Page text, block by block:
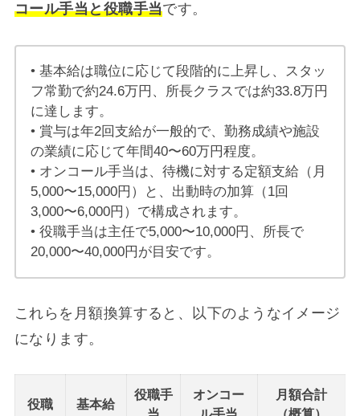
コール手当と役職手当です。
• 基本給は職位に応じて段階的に上昇し、スタッ
フ常勤で約24.6万円、所長クラスでは約33.8万円
に達します。
• 賞与は年2回支給が一般的で、勤務成績や施設
の業績に応じて年間40〜60万円程度。
• オンコール手当は、待機に対する定額支給（月
5,000〜15,000円）と、出動時の加算（1回
3,000〜6,000円）で構成されます。
• 役職手当は主任で5,000〜10,000円、所長で
20,000〜40,000円が目安です。
これらを月額換算すると、以下のようなイメージ
になります。
役職 基本給
役職手
オンコー
月額合計